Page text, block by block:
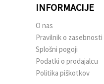
INFORMACIJE
O nas
Pravilnik o zasebnosti
Splošni pogoji
Podatki o prodajalcu
Politika piškotkov